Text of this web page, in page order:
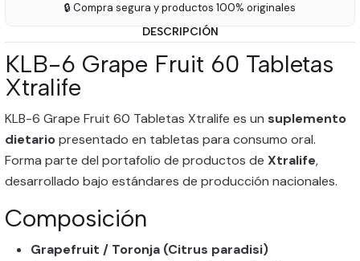
🔒 Compra segura y productos 100% originales
DESCRIPCIÓN
KLB-6 Grape Fruit 60 Tabletas
Xtralife
KLB-6 Grape Fruit 60 Tabletas Xtralife es un suplemento
dietariopresentado en tabletas para consumo oral.
Forma parte del portafolio de productos de Xtralife,
desarrollado bajo estándares de producción nacionales.
Composición
Grapefruit / Toronja (Citrus paradisi)